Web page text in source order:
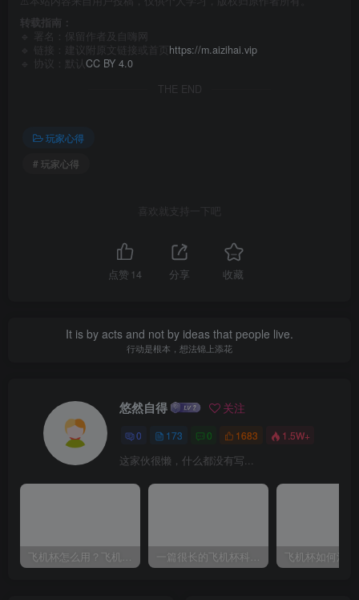
转载指南：
🔹 署名：保留作者及
自嗨网
🔹 链接：建议附原文链接或首页 https://m.aizihai.vip
🔹 协议：默认 CC BY 4.0
THE END
玩家心得
# 玩家心得
喜欢就支持一下吧
点赞 14 分享 收藏
It is by acts and not by ideas that people live.
行动是根本，想法锦上添花
悠然自得 关注
0 173 0 1683 1.5W+
这家伙很懒，什么都没有写...
飞机杯怎么用？飞机杯使用视频教程 一篇很长的飞机杯科普，耐心看完，能解决你很多的问题